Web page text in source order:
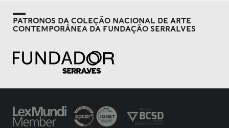
PATRONOS DA COLEÇÃO NACIONAL DE ARTE
CONTEMPORÂNEA DA FUNDAÇÃO SERRALVES